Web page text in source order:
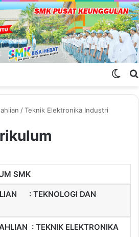
/Teknik Elektronika Industri
SMK
: TEKNOLOGI DAN
: TEKNIK ELEKTRONIKA